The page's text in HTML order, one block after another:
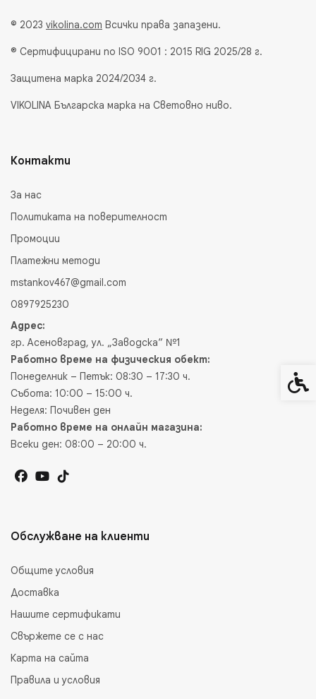
© 2023 vikolina.com Всички права запазени.
® Сертифицирани по ISO 9001 : 2015 RIG 2025/28 г.
Защитена марка 2024/2034 г.
VIKOLINA Българска марка на Световно ниво.
Контакти
За нас
Политиката на поверителност
Промоции
Платежни методи
mstankov467@gmail.com
0897925230
Адрес:
гр. Асеновград, ул. „Заводска“ №1
Работно време на физическия обект:
Понеделник – Петък: 08:30 – 17:30 ч.
Събота: 10:00 – 15:00 ч.
Неделя: Почивен ден
Работно време на онлайн магазина:
Всеки ден: 08:00 – 20:00 ч.
Обслужване на клиенти
Общите условия
Доставка
Нашите сертификати
Свържете се с нас
Карта на сайта
Правила и условия